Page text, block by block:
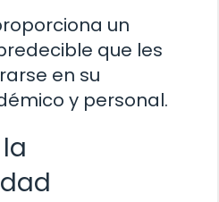
un
que les
en su
y personal.